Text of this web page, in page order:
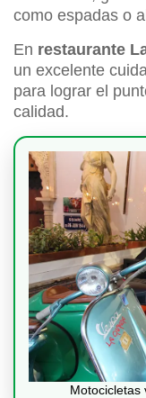
como espadas o
En restaurante
un excelente
para lograr el
calidad.
Motocicletas